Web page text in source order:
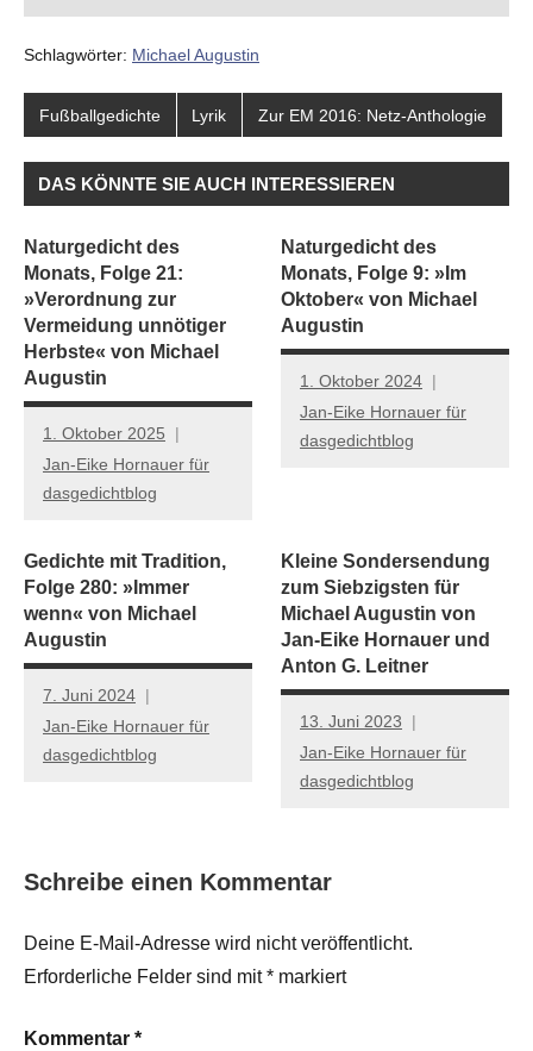
Schlagwörter: Michael Augustin
Fußballgedichte Lyrik Zur EM 2016: Netz-Anthologie
DAS KÖNNTE SIE AUCH INTERESSIEREN
Naturgedicht des
Monats, Folge 21:
»Verordnung zur
Vermeidung unnötiger
Herbste« von Michael
Augustin
1. Oktober 2025
Jan-Eike Hornauer für
dasgedichtblog
Naturgedicht des
Monats, Folge 9: »Im
Oktober« von Michael
Augustin
1. Oktober 2024
Jan-Eike Hornauer für
dasgedichtblog
Gedichte mit Tradition,
Folge 280: »Immer
wenn« von Michael
Augustin
7. Juni 2024
Jan-Eike Hornauer für
dasgedichtblog
Kleine Sondersendung
zum Siebzigsten für
Michael Augustin von
Jan-Eike Hornauer und
Anton G. Leitner
13. Juni 2023
Jan-Eike Hornauer für
dasgedichtblog
Schreibe einen Kommentar
Deine E-Mail-Adresse wird nicht veröffentlicht.
Erforderliche Felder sind mit* markiert
Kommentar *